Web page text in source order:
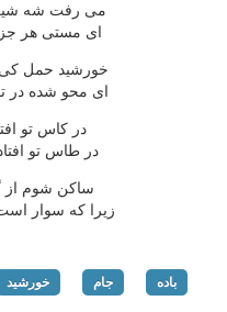
می رفت شه
ای مستی هر
خورشید حمل كی
ای محو شده در
در كاس تو
در طاس تو
ساكن شوم از
زیرا كه سوار
باده جام خورشید